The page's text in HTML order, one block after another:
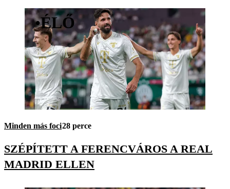
•ÉLŐ
Minden más foci28 perce
SZÉPÍTETT A FERENCVÁROS A REAL
MADRID ELLEN